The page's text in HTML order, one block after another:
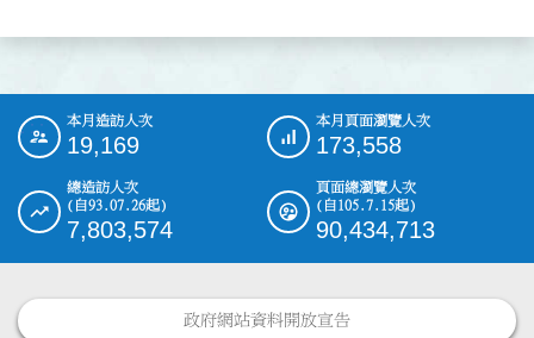
::: 本月造訪人次
19,169
本月頁面瀏覽人次
173,558
總造訪人次
(自93.07.26起)
7,803,574
頁面總瀏覽人次
(自105.7.15起)
90,434,713
政府網站資料開放宣告